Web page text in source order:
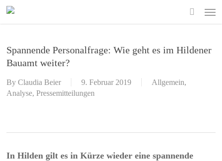
Skip
Spannende Personalfrage: Wie geht es im Hildener
Bauamt weiter?
By Claudia Beier 9. Februar 2019 Allgemein,
Analyse,Pressemitteilungen
In Hilden gilt es in Kürze wieder eine spannende